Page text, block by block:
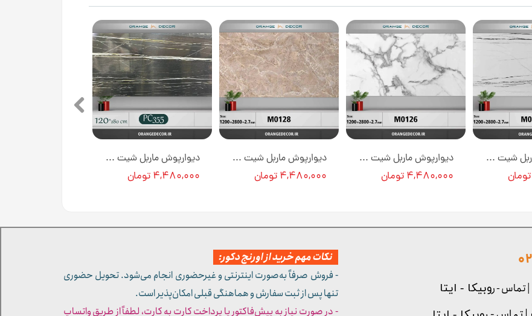
دیوارپوش ماربل شیت رنگ مشکی رگه سفید کد PC355 [انبار تهران]
۴,۴۸۰,۰۰۰ تومان
دیوارپوش ماربل شیت کد M0128 [انبار تهران]
۴,۴۸۰,۰۰۰ تومان
دیوارپوش ماربل شیت کد M0126 [انبار تهران]
۴,۴۸۰,۰۰۰ تومان
دیوارپوش ماربل شیت کد M0125 [انبار تهران]
نکات مهم خرید از اورنج دکور:
- فروش صرفاً به‌صورت اینترنتی و غیرحضوری انجام می‌شود. تحویل حضوری
تنها پس از ثبت سفارش و هماهنگی قبلی امکان‌پذیر است.
- در صورت نیاز به پیش‌فاکتور یا پرداخت کارت به کارت، لطفاً از طریق واتساپ
| تماس - روبیکا - ایتا